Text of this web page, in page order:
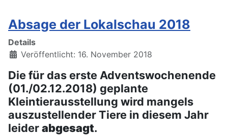
Absage der Lokalschau 2018
Details
Veröffentlicht: 16. November 2018
Die für das erste Adventswochenende
(01./02.12.2018) geplante
Kleintierausstellung wird mangels
auszustellender Tiere in diesem Jahr
leiderabgesagt.